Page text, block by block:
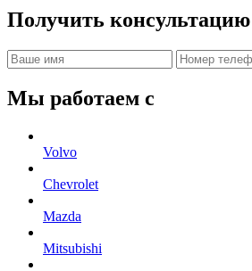
Получить консультацию
Мы работаем с
Volvo
Chevrolet
Mazda
Mitsubishi